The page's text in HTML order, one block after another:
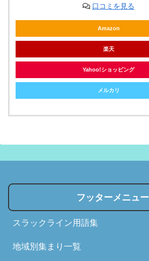
口コミを見る
Amazon
楽天
Yahoo!ショッピング
メルカリ
フッターメニュー
スラックライン用語集
地域別集まり一覧